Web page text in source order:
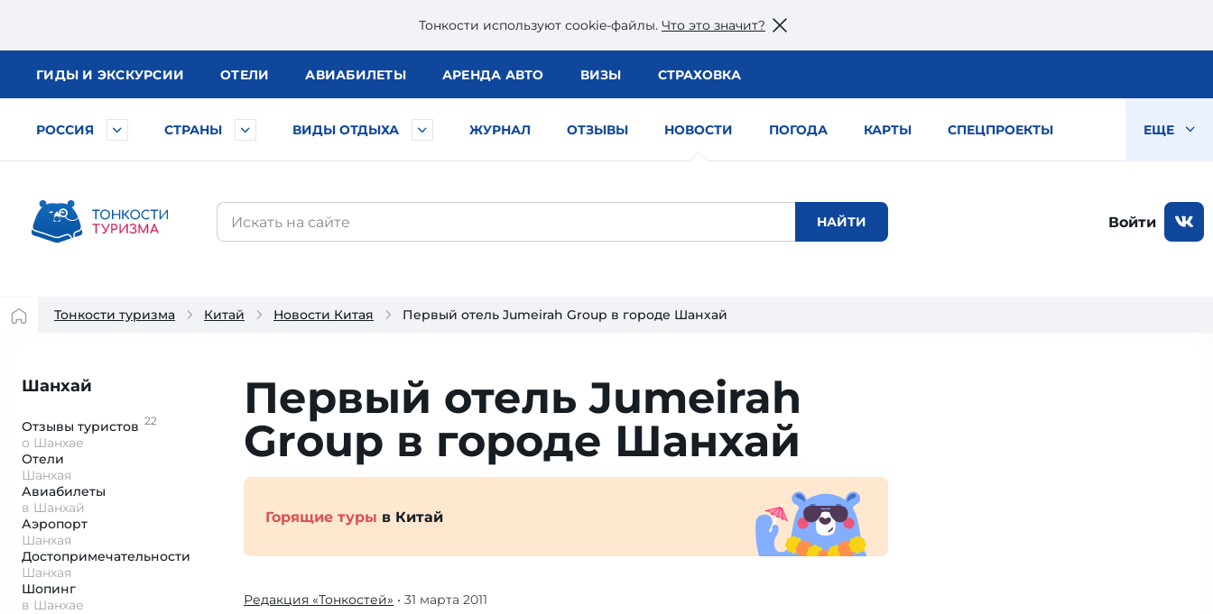
Тонкости используют сookie-файлы. Что это значит?
ГИДЫ И ЭКСКУРСИИ ОТЕЛИ АВИАБИЛЕТЫ АРЕНДА АВТО ВИЗЫ СТРАХОВКА
РОССИЯ СТРАНЫ ВИДЫ ОТДЫХА ЖУРНАЛ ОТЗЫВЫ НОВОСТИ ПОГОДА КАРТЫ СПЕЦПРОЕКТЫ ЕЩЕ
Войти
Тонкости туризма Китай Новости Китая Первый отель Jumeirah Group в городе Шанхай
Шанхай
Отзывы туристов 22
о Шанхае
Отели
Шанхая
Авиабилеты
в Шанхай
Аэропорт
Шанхая
Достопримеча­тельности
Шанхая
Шопинг
в Шанхае
Первый отель Jumeirah
Group в городе Шанхай
Горящие туры в Китай
Редакция «Тонкостей» • 31 марта 2011